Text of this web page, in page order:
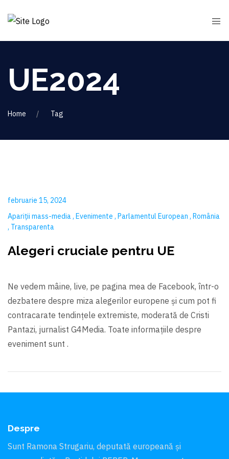
UE2024
Home Tag
februarie 15, 2024
Apariții mass-media Evenimente Parlamentul European România
Transparenta
Alegeri cruciale pentru UE
Ne vedem mâine, live, pe pagina mea de Facebook, într-o
dezbatere despre miza alegerilor europene și cum pot fi
contracarate tendințele extremiste, moderată de Cristi
Pantazi, jurnalist G4Media. Toate informațiile despre
eveniment sunt .
Despre
Sunt Ramona Strugariu, deputată europeană și